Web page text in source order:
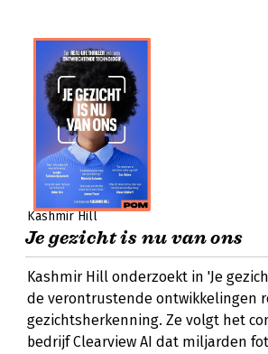
Kashmir Hill
Je gezicht is nu van ons
Kashmir Hill onderzoekt in 'Je
de verontrustende ontwikkelingen
gezichtsherkenning. Ze volgt het
bedrijf Clearview AI dat miljarden